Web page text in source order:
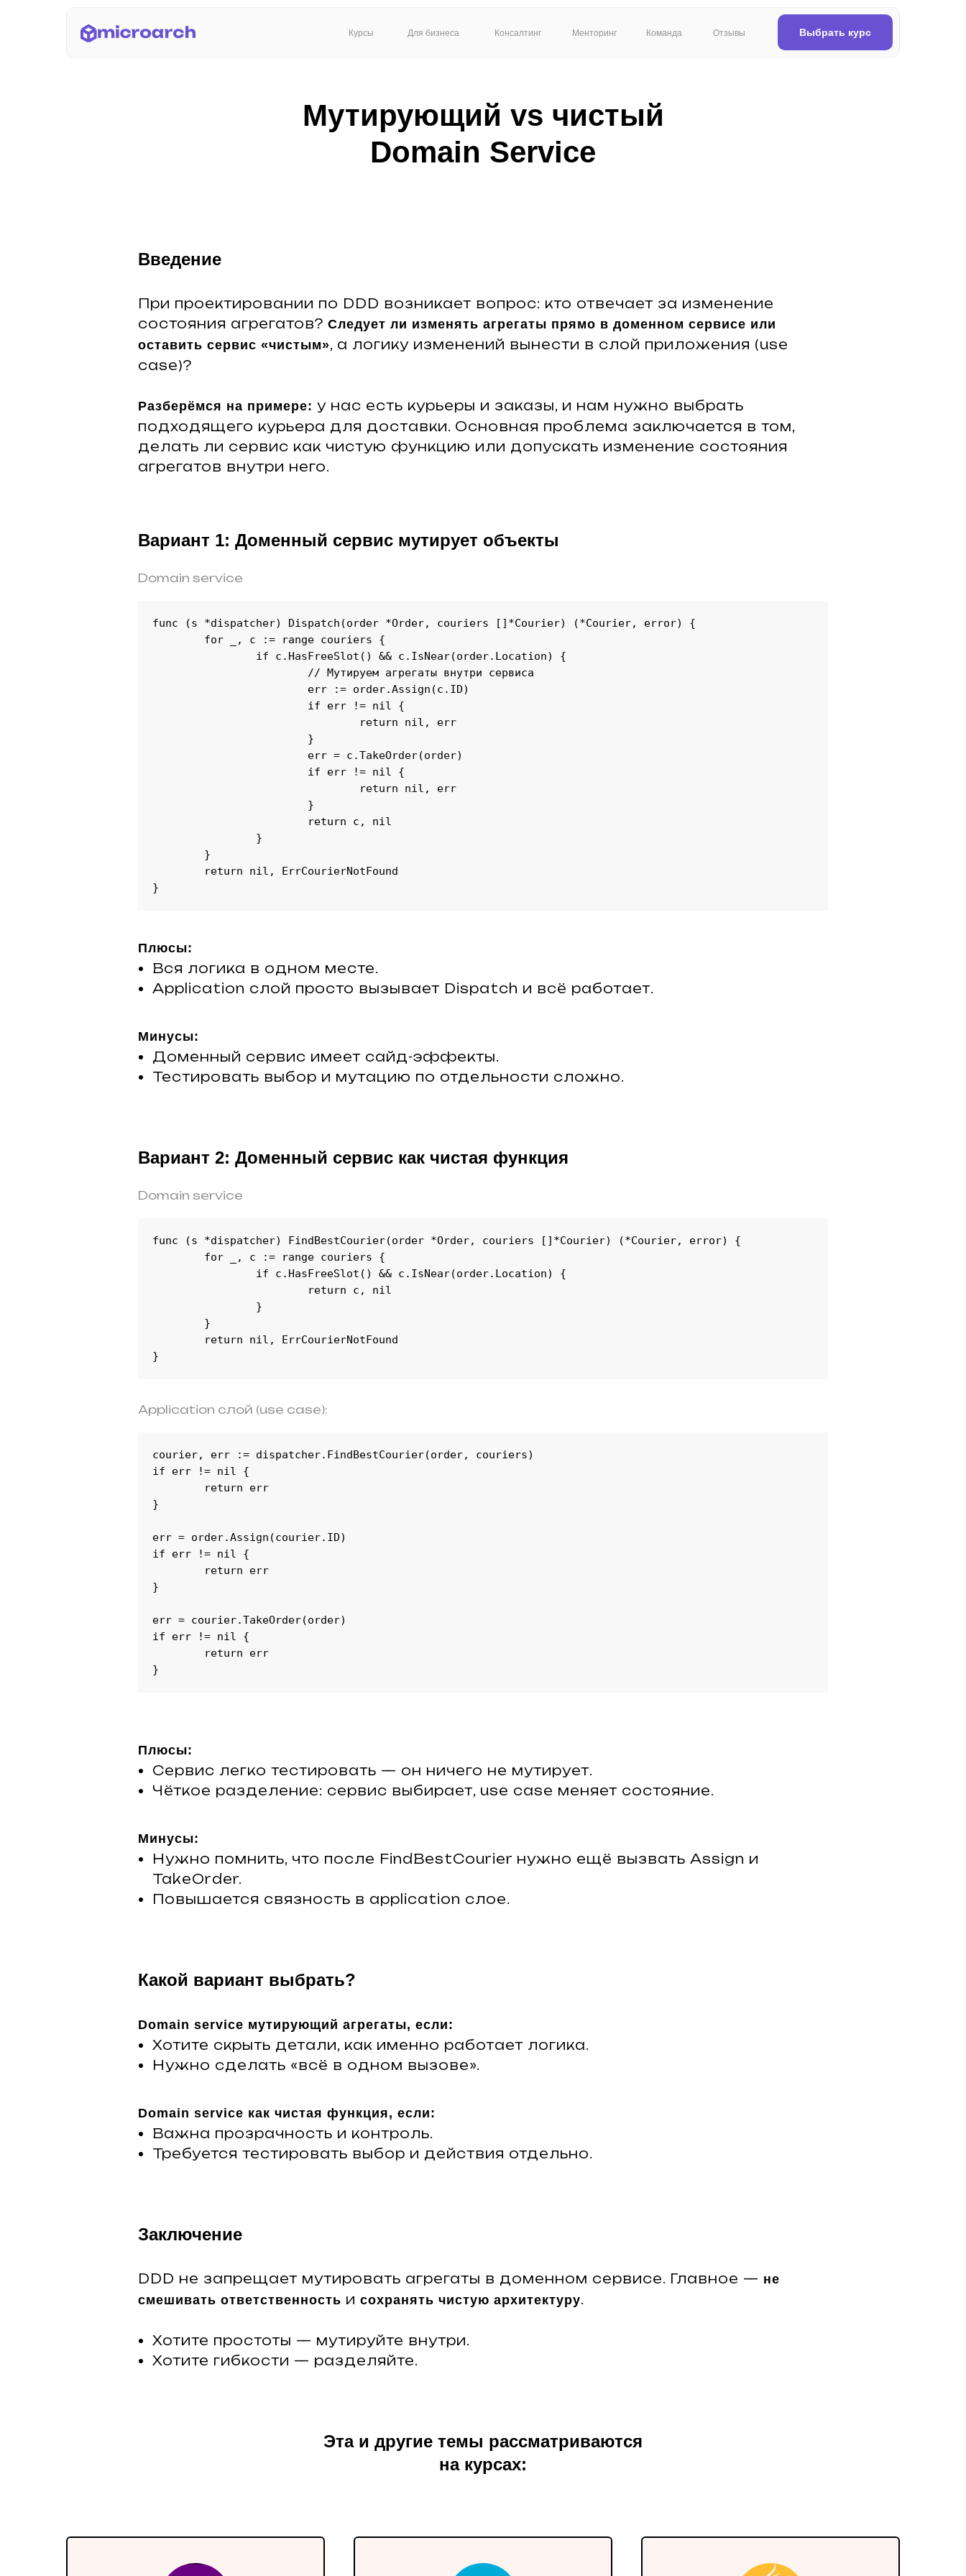
Курсы Для бизнеса Менторинг
Консалтинг Отзывы Выбрать курс
Команда
Мутирующий vs чистый
Domain Service
Введение
При проектировании по DDD возникает вопрос: кто отвечает за изменение
состояния агрегатов? Следует ли изменять агрегаты прямо в доменном сервисе или
оставить сервис «чистым», а логику изменений вынести в слой приложения (use
case)?
Разберёмся на примере: у нас есть курьеры и заказы, и нам нужно выбрать
подходящего курьера для доставки. Основная проблема заключается в том,
делать ли сервис как чистую функцию или допускать изменение состояния
агрегатов внутри него.
Вариант 1: Доменный сервис мутирует объекты
Domain service
func (s *dispatcher) Dispatch(order *Order, couriers []*Courier) (*Courier, error) {
}
Плюсы:
Вся логика в одном месте.
Application слой просто вызывает Dispatch и всё работает.
Минусы:
Доменный сервис имеет сайд-эффекты.
Тестировать выбор и мутацию по отдельности сложно.
Вариант 2: Доменный сервис как чистая функция
Domain service
func (s *dispatcher) FindBestCourier(order *Order, couriers []*Courier) (*Courier, error) {
}
Application слой (use case):
courier, err := dispatcher.FindBestCourier(order, couriers)
if err != nil {
}
err = order.Assign(courier.ID)
if err != nil {
}
err = courier.TakeOrder(order)
if err != nil {
}
Плюсы:
Сервис легко тестировать — он ничего не мутирует.
Чёткое разделение: сервис выбирает, use case меняет состояние.
Минусы:
Нужно помнить, что после FindBestCourier нужно ещё вызвать Assign и
TakeOrder.
Повышается связность в application слое.
Какой вариант выбрать?
Domain service мутирующий агрегаты, если:
Хотите скрыть детали, как именно работает логика.
Нужно сделать «всё в одном вызове».
Domain service как чистая функция, если:
Важна прозрачность и контроль.
Требуется тестировать выбор и действия отдельно.
Заключение
DDD не запрещает мутировать агрегаты в доменном сервисе. Главное — не
смешивать ответственность и сохранять чистую архитектуру.
Хотите простоты — мутируйте внутри.
Хотите гибкости — разделяйте.
Эта и другие темы рассматриваются
на курсах: